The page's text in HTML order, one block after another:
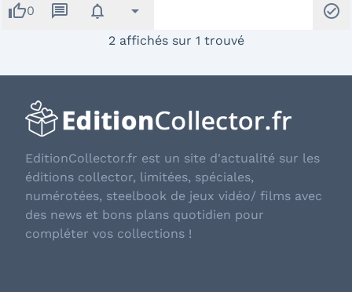
thumb_up0 message notifications arrow_drop_down check_circle
2 affichés sur 1 trouvé
EditionCollector.fr est un site d'actualité sur les
éditions collector, limitées, spéciales,
numérotées, steelbook de jeux vidéo/ films avec
des news et bons plans quotidien pour
compléter vos collections !